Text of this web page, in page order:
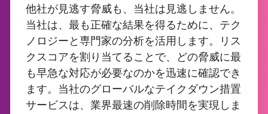
他社が見逃す脅威も、当社は見逃しません。
当社は、最も正確な結果を得るために、テク
ノロジーと専門家の分析を活用します。リス
クスコアを割り当てることで、どの脅威に最
も早急な対応が必要なのかを迅速に確認でき
ます。当社のグローバルなテイクダウン措置
サービスは、業界最速の削除時間を実現しま